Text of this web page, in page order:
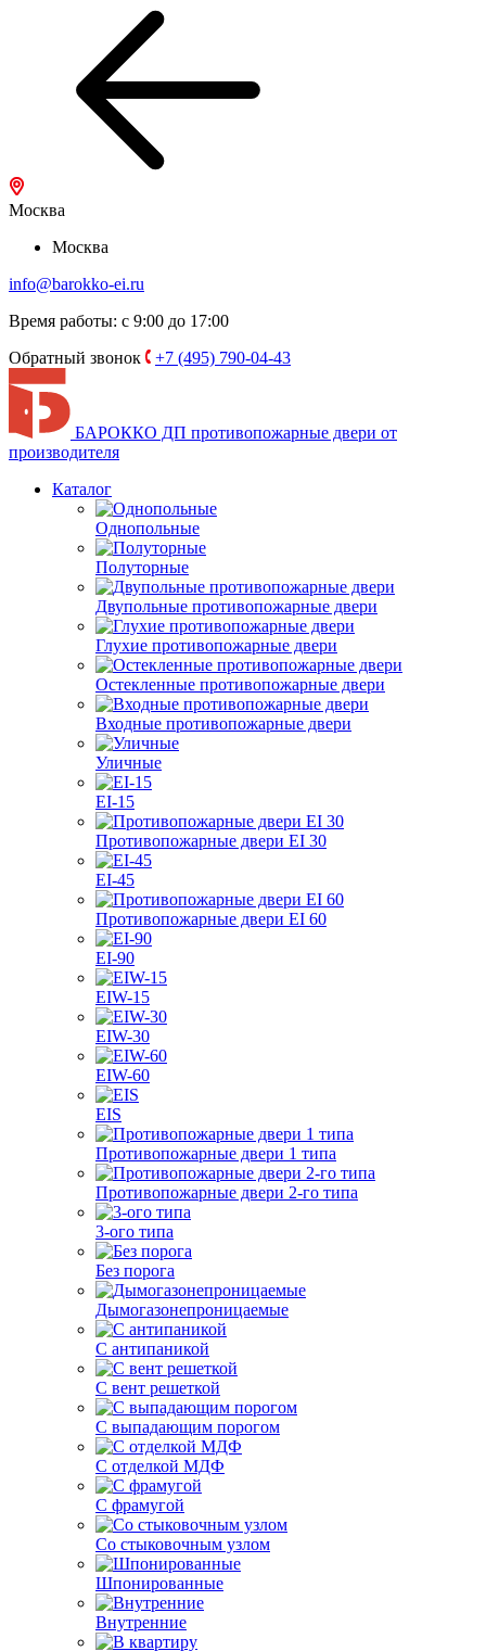
Москва
Москва
info@barokko-ei.ru
Время работы: с 9:00 до 17:00
Обратный звонок
+7 (495) 790-04-43
БАРОККО ДП противопожарные двери от
производителя
Каталог
Однопольные
Полуторные
Двупольные противопожарные двери
Глухие противопожарные двери
Остекленные противопожарные двери
Входные противопожарные двери
Уличные
EI-15
Противопожарные двери EI 30
EI-45
Противопожарные двери EI 60
EI-90
EIW-15
EIW-30
EIW-60
EIS
Противопожарные двери 1 типа
Противопожарные двери 2-го типа
3-ого типа
Без порога
Дымогазонепроницаемые
С антипаникой
С вент решеткой
С выпадающим порогом
С отделкой МДФ
С фрамугой
Со стыковочным узлом
Шпонированные
Внутренние